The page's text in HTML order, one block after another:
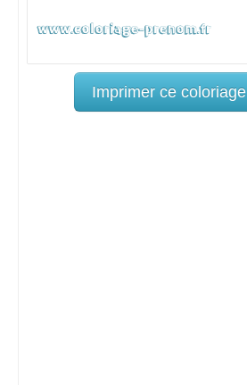
Imprimer ce coloriage